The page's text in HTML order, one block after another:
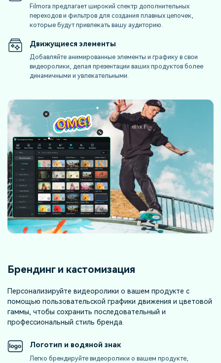
Filmora предлагает широкий спектр дополнительных
переходов и фильтров для создания плавных цепочек,
которые будут привлекать вашу аудиторию.
Движущиеся элементы
Добавляйте анимированные элементы и графику в свои
видеоролики, делая презентации ваших продуктов более
динамичными и увлекательными.
Брендинг и кастомизация
Персонализируйте видеоролики о вашем продукте с
помощью пользовательской графики движения и цветовой
гаммы, чтобы сохранить последовательный и
профессиональный стиль бренда.
Логотип и водяной знак
Легко брендируйте видеоролики о вашем продукте,